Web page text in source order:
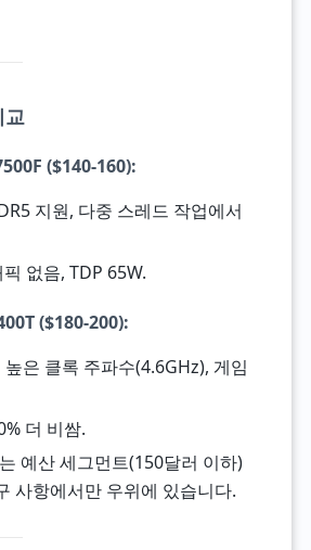
교
($140-160):
지원, 다중 스레드 작업에서
없음, TDP 65W.
($180-200):
은 클록 주파수(4.6GHz), 게임
더 비쌈.
예산 세그먼트(150달러 이하)
사항에서만 우위에 있습니다.